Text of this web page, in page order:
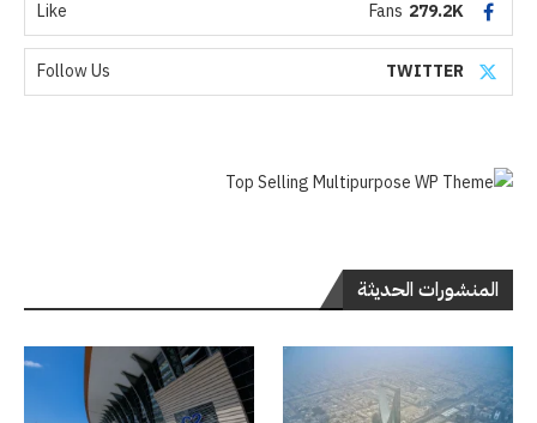
279.2K
Fans
Like
TWITTER
Follow Us
المنشورات الحديثة